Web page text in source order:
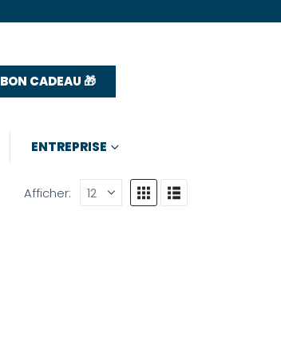
BON CADEAU 🎁
ENTREPRISE
Afficher: